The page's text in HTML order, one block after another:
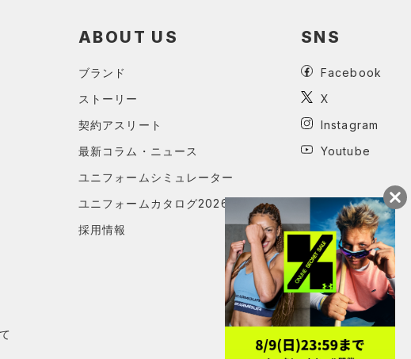
ABOUT US
ブランド
ストーリー
契約アスリート
最新コラム・ニュース
ユニフォームシミュレーター
ユニフォームカタログ2026
採用情報
SNS
Facebook
X
Instagram
Youtube